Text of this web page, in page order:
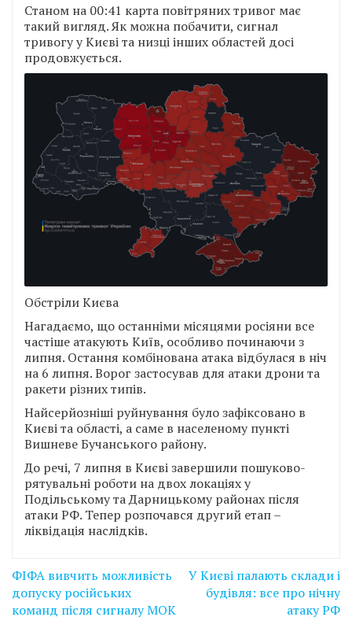
Станом на 00:41 карта повітряних тривог має
такий вигляд. Як можна побачити, сигнал
тривогу у Києві та низці інших областей досі
продовжується.
Обстріли Києва
Нагадаємо, що останніми місяцями росіяни все
частіше атакують Київ, особливо починаючи з
липня. Остання комбінована атака відбулася в ніч
на 6 липня. Ворог застосував для атаки дрони та
ракети різних типів.
Найсерйозніші руйнування було зафіксовано в
Києві та області, а саме в населеному пункті
Вишневе Бучанського району.
До речі, 7 липня в Києві завершили пошуково-
рятувальні роботи на двох локаціях у
Подільському та Дарницькому районах після
атаки РФ. Тепер розпочався другий етап –
ліквідація наслідків.
Навігація
записів
ФІФА вивчить можливість
допуску російських
команд після сигналу МОК
У Києві палають склади і
будівля: все про нічну
атаку РФ